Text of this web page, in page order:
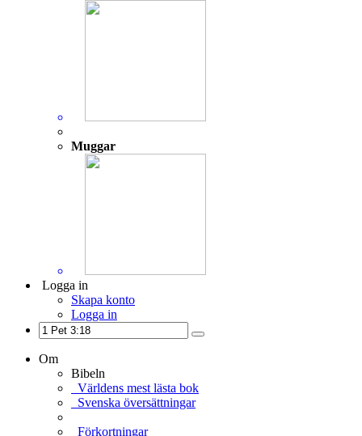
Muggar
Logga in
Skapa konto
Logga in
Om
Bibeln
Världens mest lästa bok
Svenska översättningar
Förkortningar